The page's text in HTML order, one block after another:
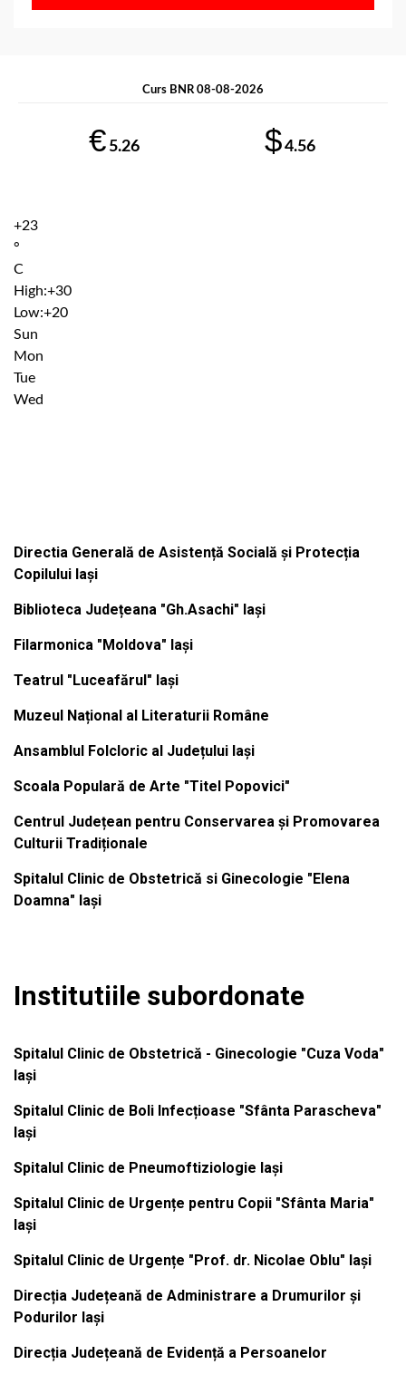
Curs BNR 08-08-2026
€ 5.26 $4.56
+23
°
C
High:+30
Low:+20
Sun
Mon
Tue
Wed
Directia Generală de Asistență Socială și Protecția
Copilului Iași
Biblioteca Județeana "Gh.Asachi" Iași
Filarmonica "Moldova" Iași
Teatrul "Luceafărul" Iași
Muzeul Național al Literaturii Române
Ansamblul Folcloric al Județului Iași
Scoala Populară de Arte "Titel Popovici"
Centrul Județean pentru Conservarea și Promovarea
Culturii Tradiționale
Spitalul Clinic de Obstetrică si Ginecologie "Elena
Doamna" Iași
Institutiile subordonate
Spitalul Clinic de Obstetrică - Ginecologie "Cuza Voda"
Iași
Spitalul Clinic de Boli Infecțioase "Sfânta Parascheva"
Iași
Spitalul Clinic de Pneumoftiziologie Iași
Spitalul Clinic de Urgențe pentru Copii "Sfânta Maria"
Iași
Spitalul Clinic de Urgențe "Prof. dr. Nicolae Oblu" Iași
Direcția Județeană de Administrare a Drumurilor și
Podurilor Iași
Direcția Județeană de Evidență a Persoanelor